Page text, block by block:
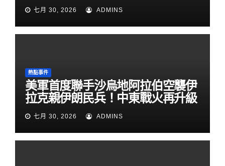
七月 30, 2026 ADMINS
熱點事件
美軍首度聯手沙烏地阿拉伯空襲伊
拉克親伊朗民兵！中東戰火再升級
七月 30, 2026 ADMINS